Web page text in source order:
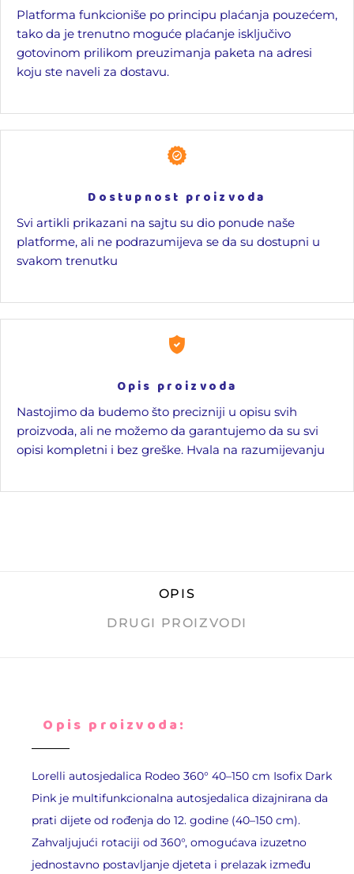
Platforma funkcioniše po principu plaćanja pouzećem,
tako da je trenutno moguće plaćanje isključivo
gotovinom prilikom preuzimanja paketa na adresi
koju ste naveli za dostavu.
Dostupnost proizvoda
Svi artikli prikazani na sajtu su dio ponude naše
platforme, ali ne podrazumijeva se da su dostupni u
svakom trenutku
Opis proizvoda
Nastojimo da budemo što precizniji u opisu svih
proizvoda, ali ne možemo da garantujemo da su svi
opisi kompletni i bez greške. Hvala na razumijevanju
OPIS
DRUGI PROIZVODI
Opis proizvoda:
Lorelli autosjedalica Rodeo 360° 40–150 cm Isofix Dark
Pink je multifunkcionalna autosjedalica dizajnirana da
prati dijete od rođenja do 12. godine (40–150 cm).
Zahvaljujući rotaciji od 360°, omogućava izuzetno
jednostavno postavljanje djeteta i prelazak između